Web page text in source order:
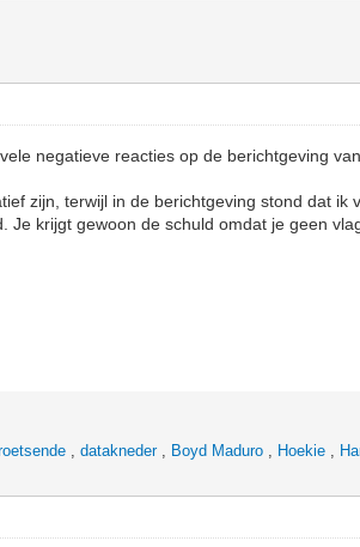
negatieve reacties op de berichtgeving
zijn, terwijl in de berichtgeving stond dat
Je krijgt gewoon de schuld omdat je geen
,datakneder, Boyd Maduro , Hoekie ,